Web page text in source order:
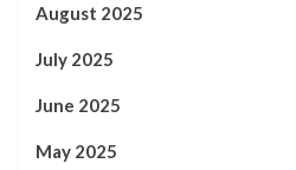
August 2025
July 2025
June 2025
May 2025